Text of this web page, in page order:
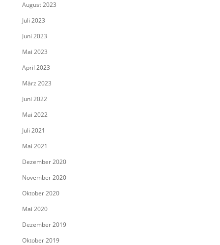
August 2023
Juli 2023
Juni 2023
Mai 2023
April 2023
März 2023
Juni 2022
Mai 2022
Juli 2021
Mai 2021
Dezember 2020
November 2020
Oktober 2020
Mai 2020
Dezember 2019
Oktober 2019